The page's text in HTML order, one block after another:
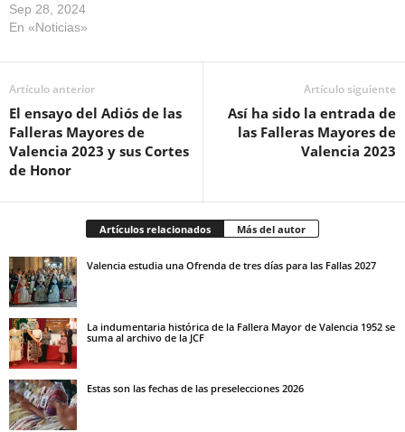
Sep 28, 2024
En «Noticias»
Artículo anterior
El ensayo del Adiós de las
Falleras Mayores de
Valencia 2023 y sus Cortes
de Honor
Artículo siguiente
Así ha sido la entrada de
las Falleras Mayores de
Valencia 2023
Artículos relacionados Más del autor
Valencia estudia una Ofrenda de tres días para las Fallas 2027
La indumentaria histórica de la Fallera Mayor de Valencia 1952 se
suma al archivo de la JCF
Estas son las fechas de las preselecciones 2026